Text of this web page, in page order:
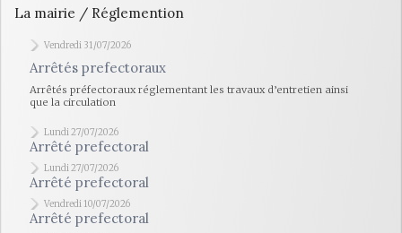
La mairie / Réglemention
Vendredi 31/07/2026
Arrêtés prefectoraux
Arrêtés préfectoraux réglementant les travaux d’entretien ainsi
que la circulation
Lundi 27/07/2026
Arrêté prefectoral
Lundi 27/07/2026
Arrêté prefectoral
Vendredi 10/07/2026
Arrêté prefectoral